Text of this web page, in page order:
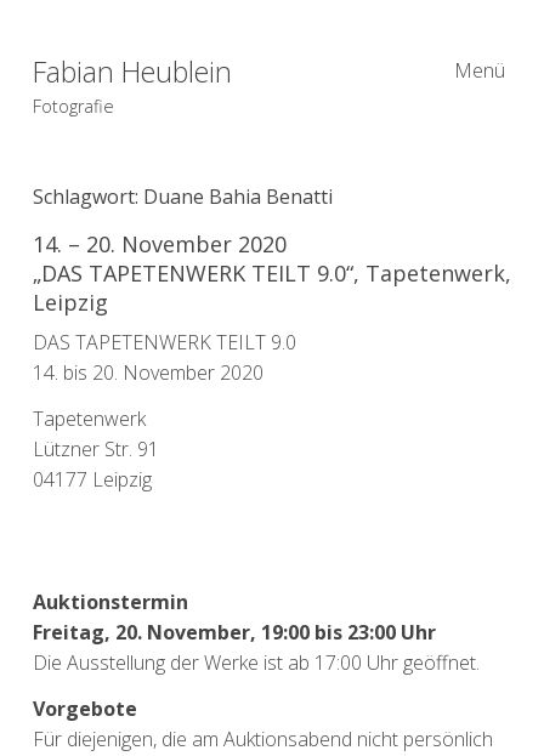
Fabian Heublein
Fotografie
Menü
Schlagwort: Duane Bahia Benatti
14. – 20. November 2020
„DAS TAPETENWERK TEILT 9.0“, Tapetenwerk,
Leipzig
DAS TAPETENWERK TEILT 9.0
14. bis 20. November 2020
Tapetenwerk
Lützner Str. 91
04177 Leipzig
Auktionstermin
Freitag, 20. November, 19:00 bis 23:00 Uhr
Die Ausstellung der Werke ist ab 17:00 Uhr geöffnet.
Vorgebote
Für diejenigen, die am Auktionsabend nicht persönlich